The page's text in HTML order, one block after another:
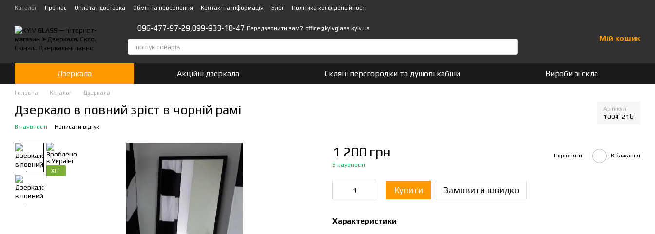
Перейти до основного контенту
Каталог Про нас Оплата і доставка Обмін та повернення Контактна інформація Блог Політика конфіденційності
096-477-97-29,099-933-10-47 Передзвонити вам? office@kyivglass.kyiv.ua
Мій кошик
Дзеркала Акційні дзеркала Скляні перегородки та душові кабіни Вироби зі скла
Головна Каталог Дзеркала
Дзеркало в повний зріст в чорній рамі Артикул
1004-21b
В наявності Написати відгук
ХІТ
1 200 грн
В наявності
Порівняти В бажання
Купити Замовити швидко
Характеристики